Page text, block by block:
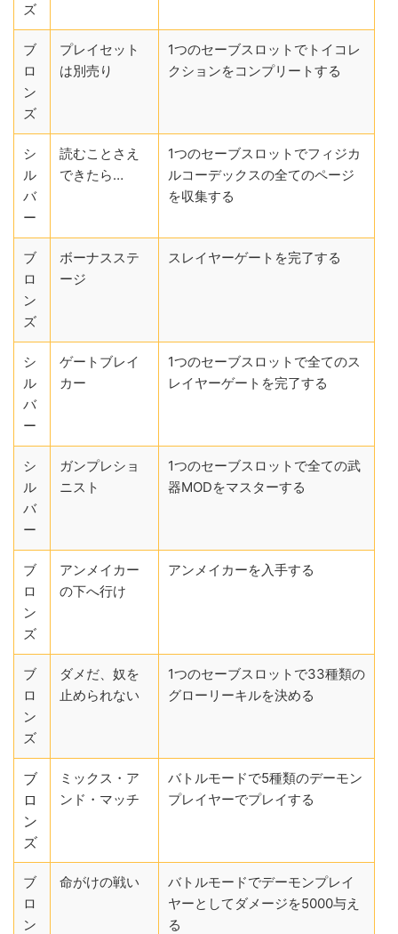
ズ
ブ
ロ
ン
ズ
プレイセット
は別売り
1つのセーブスロットでトイコレ
クションをコンプリートする
シ
ル
バ
ー
読むことさえ
できたら…
1つのセーブスロットでフィジカ
ルコーデックスの全てのページ
を収集する
ブ
ロ
ン
ズ
ボーナスステ
ージ
スレイヤーゲートを完了する
シ
ル
バ
ー
ゲートブレイ
カー
1つのセーブスロットで全てのス
レイヤーゲートを完了する
シ
ル
バ
ー
ガンプレショ
ニスト
1つのセーブスロットで全ての武
器MODをマスターする
ブ
ロ
ン
ズ
アンメイカー
の下へ行け
アンメイカーを入手する
ブ
ロ
ン
ズ
ダメだ、奴を
止められない
1つのセーブスロットで33種類の
グローリーキルを決める
ブ
ロ
ン
ズ
ミックス・ア
ンド・マッチ
バトルモードで5種類のデーモン
プレイヤーでプレイする
ブ
ロ
ン
命がけの戦い
バトルモードでデーモンプレイ
ヤーとしてダメージを5000与え
る